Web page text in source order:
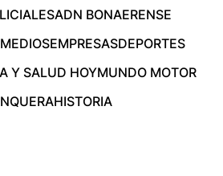
ADN BONAERENSE
MEDIOSEMPRESASDEPORTES
Y SALUD HOYMUNDO MOTOR
HISTORIA